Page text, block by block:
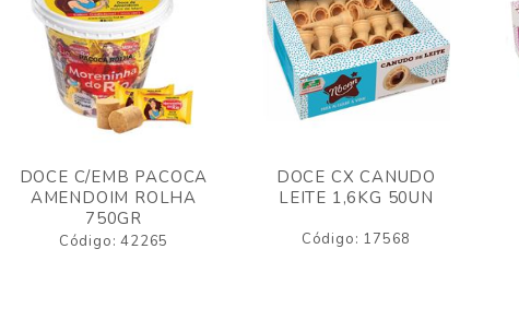
DOCE C/EMB PACOCA
AMENDOIM ROLHA
750GR
Código: 42265
DOCE CX CANUDO
LEITE 1,6KG 50UN
Código: 17568